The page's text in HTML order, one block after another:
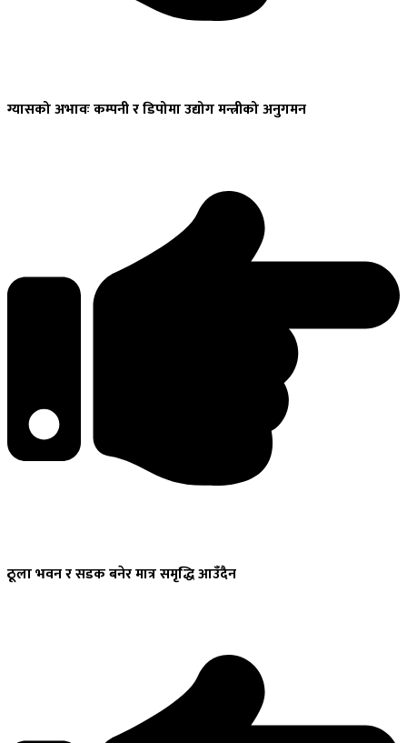
ग्यासकोअभावः कम्पनी र डिपोमा उद्योग मन्त्रीको अनुगमन
ठूलाभवन र सडक बनेर मात्र समृद्धि आउँदैन